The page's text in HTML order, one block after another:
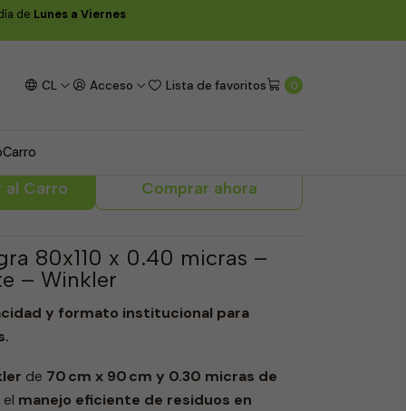
CL Acceso Lista de favoritos 0
Carro
de Lunes a Viernes
Bolsa 10UN-
80x110x0.4 120L
al Carro Comprar ahora
80x110 x 0.40 micras –
– Winkler
y formato institucional para
de 70 cm x 90 cm y 0.30 micras de
manejo eficiente de residuos en